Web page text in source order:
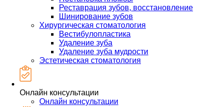
Реставрация зубов, восстановление
Шинирование зубов
Хирургическая стоматология
Вестибулопластика
Удаление зуба
Удаление зуба мудрости
Эстетическая стоматология
Онлайн консультации
Онлайн консультации